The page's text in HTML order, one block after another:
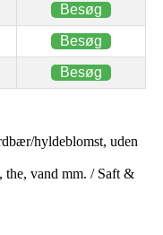
Besøg
Besøg
Besøg
hyldeblomst, uden
vand mm. / Saft &